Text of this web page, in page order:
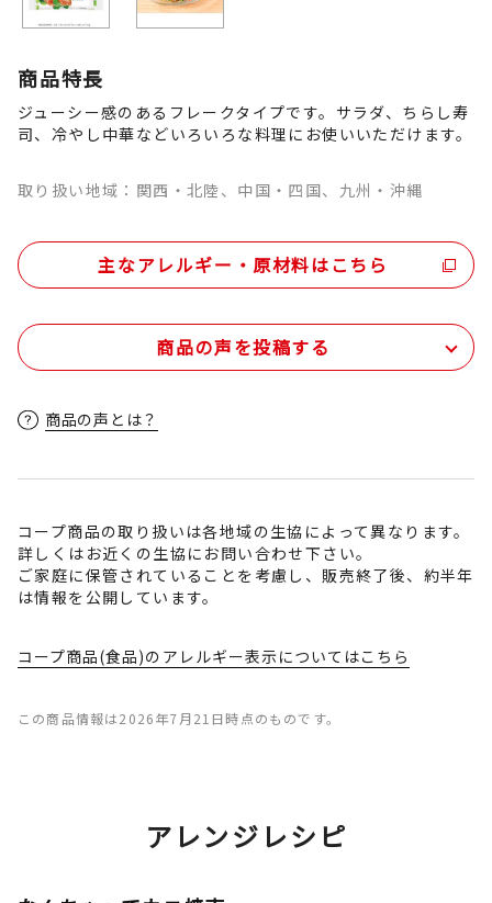
商品特長
ジューシー感のあるフレークタイプです。サラダ、ちらし寿
司、冷やし中華などいろいろな料理にお使いいただけます。
取り扱い地域：関西・北陸、中国・四国、九州・沖縄
主なアレルギー・原材料はこちら
商品の声を投稿する
商品の声とは？
コープ商品の取り扱いは各地域の生協によって異なります。
詳しくはお近くの生協にお問い合わせ下さい。
ご家庭に保管されていることを考慮し、販売終了後、約半年
は情報を公開しています。
コープ商品(食品)のアレルギー表示についてはこちら
この商品情報は2026年7月21日時点のものです。
アレンジレシピ